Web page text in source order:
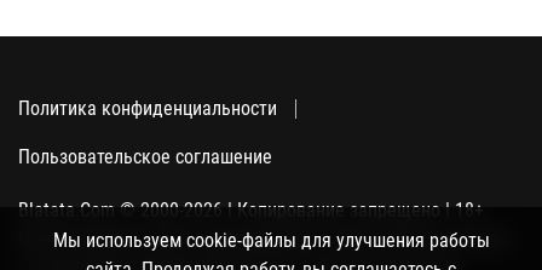
Политика конфиденциальности
Пользовательское соглашение
Blatata.Com © 2000-2026 | Копирование запрещено | 18+
Использование сайта подразумевает ваше полное согласие
Мы используем cookie-файлы для улучшения работы